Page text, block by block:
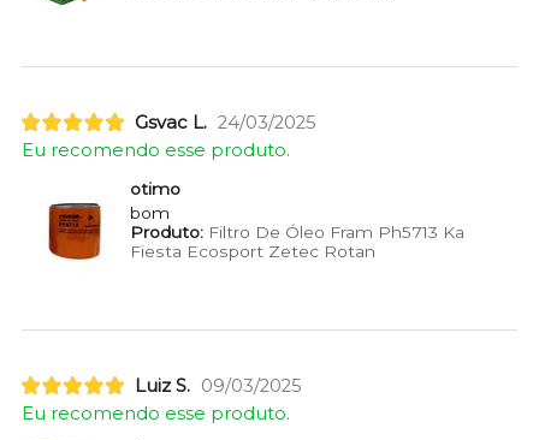
Gsvac L. 24/03/2025
Eu recomendo esse produto.
otimo
bom
Produto:Filtro De Óleo Fram Ph5713 Ka
Fiesta Ecosport Zetec Rotan
Luiz S. 09/03/2025
Eu recomendo esse produto.